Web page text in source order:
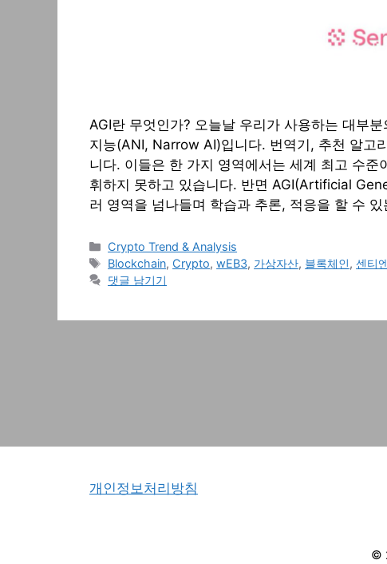
AGI란 무엇인가? 오늘날 우리가 사용하는 대부
지능(ANI, Narrow AI)입니다. 번역기, 추천 알고
니다. 이들은 한 가지 영역에서는 세계 최고 수
휘하지 못하고 있습니다. 반면 AGI(Artificial
러 영역을 넘나들며 학습과 추론, 적응을 할 수
카
테
고
Crypto Trend & Analysis
태
그
Blockchain, Crypto,wEB3, 가상자산, 블록체인,센티
댓글 남기기
개인정보처리방침
©